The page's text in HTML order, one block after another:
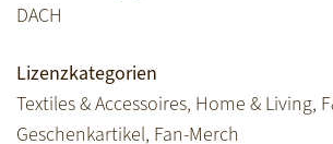
DACH
Lizenzkategorien
Textiles & Accessoires, Home & Living,
Geschenkartikel, Fan-Merch